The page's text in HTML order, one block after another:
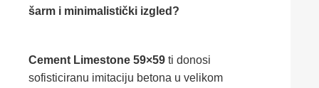
šarm i minimalistički izgled?
Cement Limestone 59×59 ti donosi
sofisticiranu imitaciju betona u velikom